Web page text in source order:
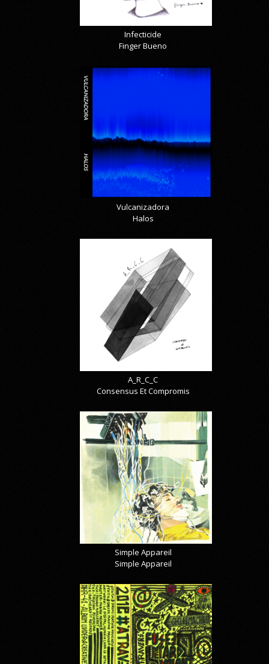
Infecticide
Finger Bueno
Vulcanizadora
Halos
A_R_C_C
Consensus Et Compromis
Simple Appareil
Simple Appareil